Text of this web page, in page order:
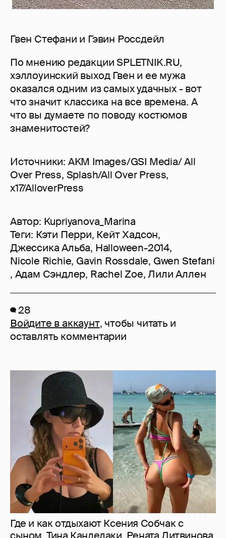
Гвен Стефани и Гэвин Россдейл
По мнению редакции SPLETNIK.RU,
хэллоуинский выход Гвен и ее мужа
оказался одним из самых удачных - вот
что значит классика на все времена. А
что вы думаете по поводу костюмов
знаменитостей?
Источники: AKM Images/GSI Media/ All
Over Press, Splash/All Over Press,
x17/AlloverPress
Автор: Kupriyanova_Marina
Теги: Кэти Перри, Кейт Хадсон,
Джессика Альба, Halloween-2014,
Nicole Richie, Gavin Rossdale, Gwen Stefani
, Адам Сэндлер, Rachel Zoe,Лили Аллен
28
Войдите в аккаунт, чтобы читать и
оставлять комментарии
Где и как отдыхают Ксения Собчак с